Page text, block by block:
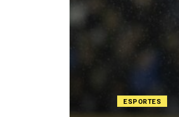
ESPORTES